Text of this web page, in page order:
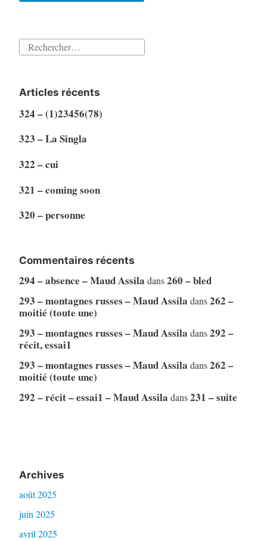
Rechercher :
Articles récents
324 – (1)23456(78)
323 – La Singla
322 – cui
321 – coming soon
320 – personne
Commentaires récents
294 – absence – Maud Assila dans260 – bled
293 – montagnes russes – Maud Assila dans262 –
moitié (toute une)
293 – montagnes russes – Maud Assila dans292 –
récit, essai1
293 – montagnes russes – Maud Assila dans262 –
moitié (toute une)
292 – récit – essai1 – Maud Assila dans231 – suite
Archives
août 2025
juin 2025
avril 2025